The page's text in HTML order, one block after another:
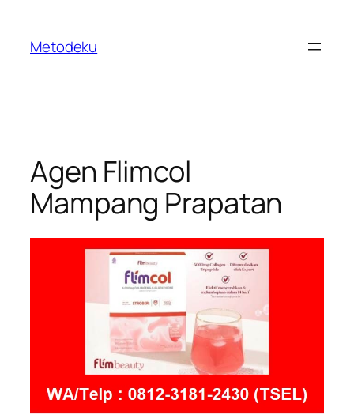
content
Metodeku
Agen Flimcol
Mampang Prapatan